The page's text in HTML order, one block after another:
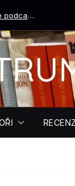
Tenhle podcast ti může zachránit život (Tiffany Crumová...